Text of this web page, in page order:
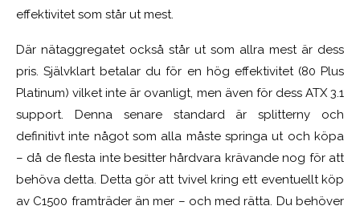
effektivitet som står ut mest.
Där nätaggregatet också står ut som allra mest är dess
pris. Självklart betalar du för en hög effektivitet (80 Plus
Platinum) vilket inte är ovanligt, men även för dess ATX 3.1
support. Denna senare standard är splitterny och
definitivt inte något som alla måste springa ut och köpa
– då de flesta inte besitter hårdvara krävande nog för att
behöva detta. Detta gör att tvivel kring ett eventuellt köp
av C1500 framträder än mer – och med rätta. Du behöver